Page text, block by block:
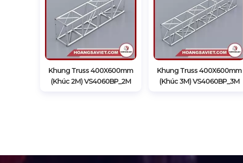
Khung Truss 400X600mm
(Khúc 2M) VS4060BP_2M
Khung Truss 400X600mm
(Khúc 3M) VS4060BP_3M